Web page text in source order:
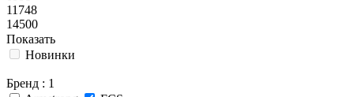
11748
14500
Показать
Новинки
Бренд : 1